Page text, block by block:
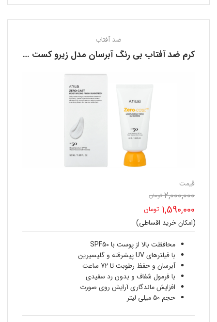
ضد آفتاب
کرم ضد آفتاب بی رنگ آبرسان مدل زیرو کست آنوا ANUA
قیمت
2,000,000 تومان
اصلی
2,000,000 تومان
بود.
1,590,000 تومان
قیمت
فعلی
1,590,000 تومان
است.
(امکان خرید اقساطی)
محافظت بالا از پوست با SPF50
با فیلترهای UV پیشرفته و گلیسیرین
آبرسان و حفظ رطوبت تا 72 ساعت
با فرمول شفاف و بدون رد سفیدی
افزایش ماندگاری آرایش روی صورت
حجم 50 میلی لیتر